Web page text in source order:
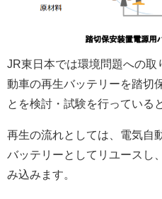
JR東日本では環境問題への取
動車の再生バッテリーを踏切
とを検討・試験を行っている
再生の流れとしては、電気自
バッテリーとしてリユースし
み込みます。